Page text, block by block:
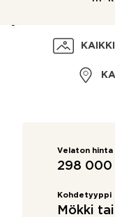
Velaton hinta
298 000
Kohdetyyppi
Mökki